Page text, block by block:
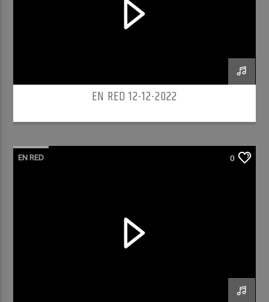
EN RED 12-12-2022
EN RED 0